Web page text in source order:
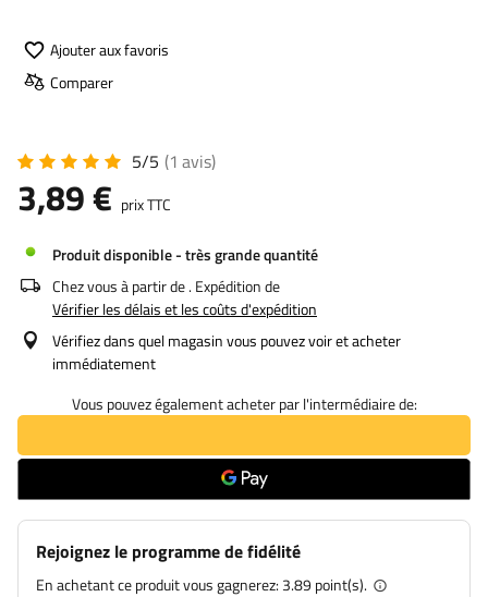
Ajouter aux favoris
Comparer
5/5 (1 avis)
3,89 € prix TTC
Produit disponible - très grande quantité
Chez vous à partir de. Expédition de
Vérifier les délais et les coûts d'expédition
Vérifiez dans quel magasin vous pouvez voir et acheter
immédiatement
Vous pouvez également acheter par l'intermédiaire de:
Rejoignez le programme de fidélité
En achetant ce produit vous gagnerez: 3.89 point(s).